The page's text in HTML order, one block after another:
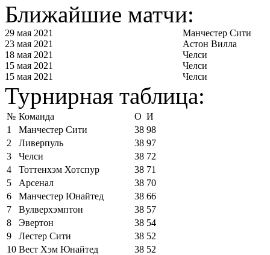
Ближайшие матчи:
29 мая 2021
Манчестер Сити
23 мая 2021
Астон Вилла
18 мая 2021
Челси
15 мая 2021
Челси
15 мая 2021
Челси
Турнирная таблица:
№ Команда О И
1
Манчестер Сити 38 98
2
Ливерпуль 38 97
3
Челси 38 72
4
Тоттенхэм Хотспур 38 71
5
Арсенал 38 70
6
Манчестер Юнайтед 38 66
7
Вулверхэмптон 38 57
8
Эвертон 38 54
9
Лестер Сити 38 52
10 Вест Хэм Юнайтед 38 52